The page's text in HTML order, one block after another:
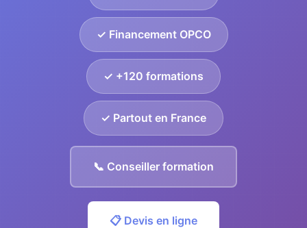
✓ Financement OPCO
✓ +120 formations
✓ Partout en France
📞 Conseiller formation
📋 Devis en ligne